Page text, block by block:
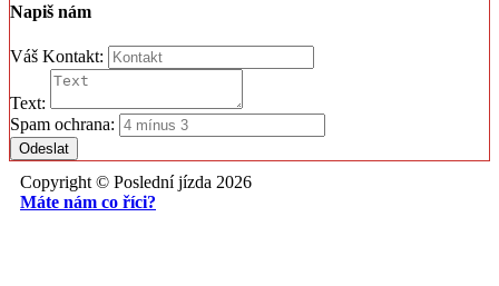
Napiš nám
Váš Kontakt:
Text:
Spam ochrana:
Odeslat
Copyright © Poslední jízda 2026
Máte nám co říci?